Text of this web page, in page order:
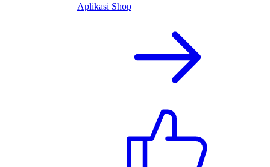
Aplikasi Shop